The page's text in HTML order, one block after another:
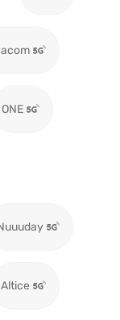
ONE
Altice